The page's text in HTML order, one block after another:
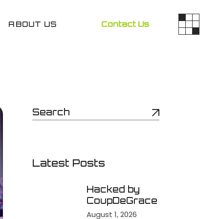
ABOUT US Contact Us
Latest Posts
Hacked by
CoupDeGrace
August 1, 2026